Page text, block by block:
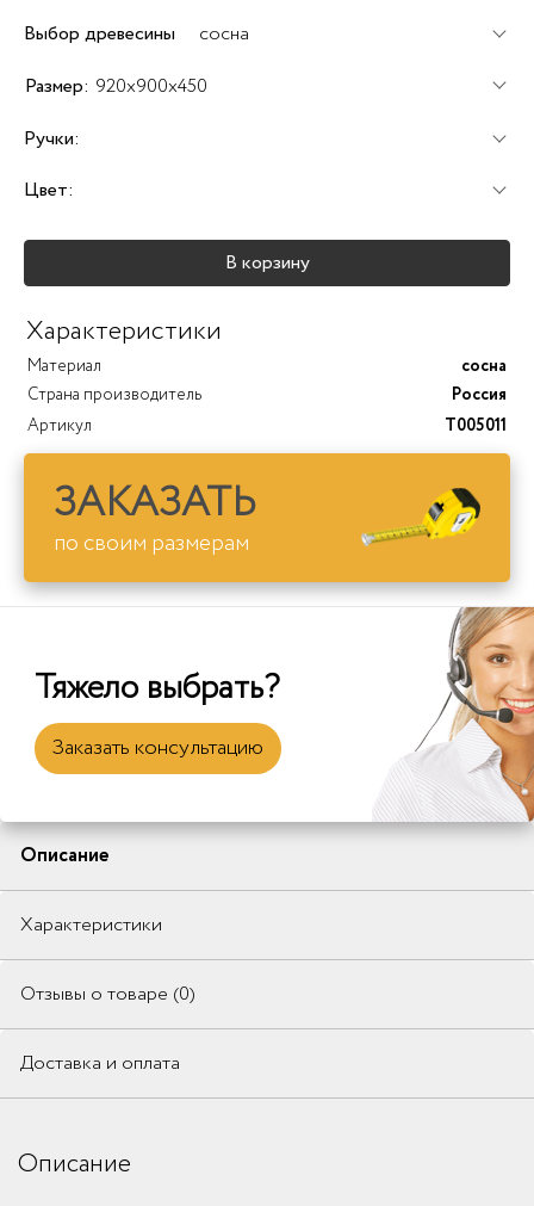
Выбор древесины сосна
Размер: 920x900x450
Ручки:
Цвет:
В корзину
Характеристики
Материал
сосна
Страна производитель
Россия
Артикул
T005011
ЗАКАЗАТЬ
по своим размерам
Тяжело выбрать?
Заказать консультацию
Описание
Характеристики
Отзывы о товаре (0)
Доставка и оплата
Описание